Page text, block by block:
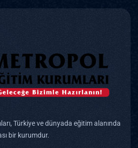
Türkiye ve dünyada eğitim alanında
bir kurumdur.